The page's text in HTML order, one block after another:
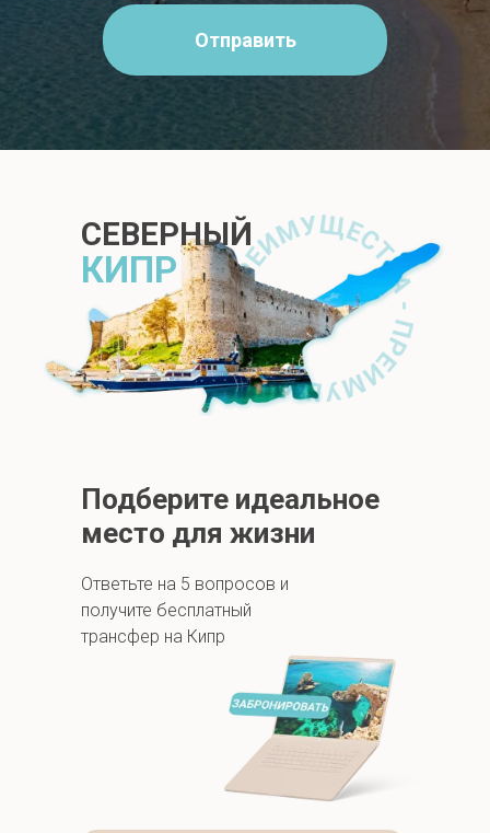
Отправить
СЕВЕРНЫЙ
КИПР
Подберите идеальное
место для жизни
Ответьте на 5 вопросов и
получите бесплатный
трансфер на Кипр